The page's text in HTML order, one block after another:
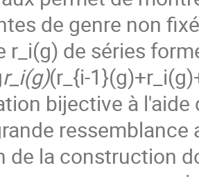
de genre non
r_i(g) de séries
r_i(g)(r_{i-
bijective à
ressemblance
de la construction